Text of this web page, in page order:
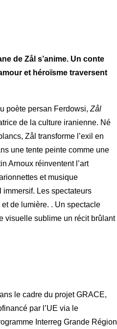
de Zål s’anime. Un conte
et héroïsme traversent
poète persan Ferdowsi, Zål
de la culture iranienne. Né
Zål transforme l’exil en
une tente peinte comme une
Arnoux réinventent l’art
et musique
Les spectateurs
de lumière. . Un spectacle
visuelle sublime un récit brûlant
le cadre du projet GRACE,
par l’UE via le
Interreg Grande Région